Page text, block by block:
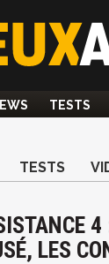
TESTS
TESTS
LES